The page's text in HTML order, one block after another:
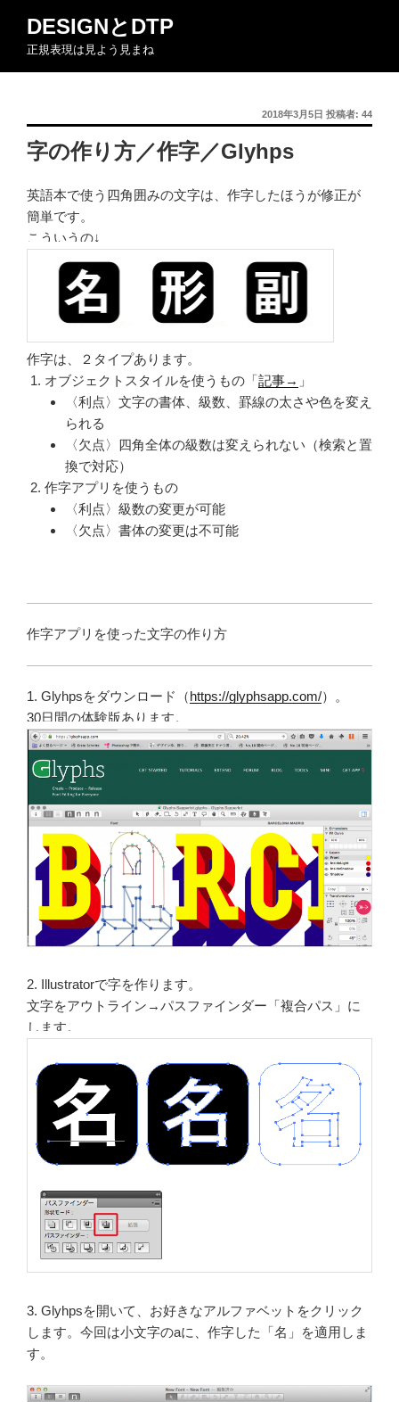
ン
DESIGNとDTP
正規表現は見よう見まね
投
稿
日:
2018年3月5日 投稿者: 44
字の作り方／作字／Glyhps
英語本で使う四角囲みの文字は、作字したほうが修正が
簡単です。
こういうの↓
作字は、２タイプあります。
オブジェクトスタイルを使うもの「記事→ 」
〈利点〉文字の書体、級数、罫線の太さや色を変え
られる
〈欠点〉四角全体の級数は変えられない（検索と置
換で対応）
作字アプリを使うもの
〈利点〉級数の変更が可能
〈欠点〉書体の変更は不可能
作字アプリを使った文字の作り方
1. Glyhpsをダウンロード（https://glyphsapp.com/）。
30日間の体験版あります。
2. Illustratorで字を作ります。
文字をアウトライン→パスファインダー「複合パス」に
します。
3. Glyhpsを開いて、お好きなアルファベットをクリック
します。 今回は小文字のaに、作字した「名」を適用しま
す。